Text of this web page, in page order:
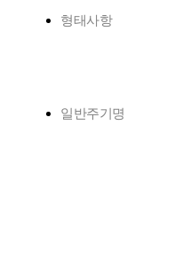
형태사항
일반주기명